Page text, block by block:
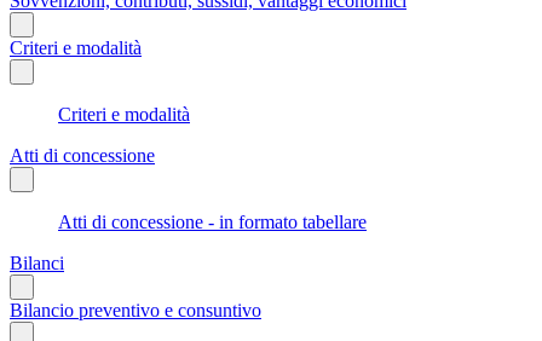
Criteri e modalità
Criteri e modalità
Atti di concessione
Atti di concessione - in formato tabellare
Bilanci
Bilancio preventivo e consuntivo